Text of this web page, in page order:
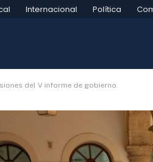
Internacional Política
del V informe de gobierno.